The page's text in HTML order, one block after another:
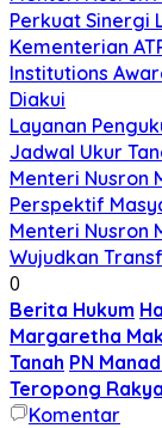
Perkuat Sinergi
Kementerian
Institutions
Diakui
Layanan
Jadwal Ukur
Menteri Nusron
Perspektif
Menteri Nusron
Wujudkan
0
Berita Hukum
Margaretha
Tanah PN
Teropong
Komentar